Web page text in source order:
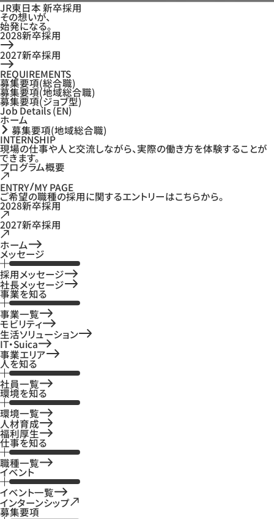
JR東日本 新卒採用
その想いが、
始発になる。
2028新卒採用
2027新卒採用
REQUIREMENTS
募集要項(総合職)
募集要項(地域総合職)
募集要項(ジョブ型)
Job Details (EN)
ホーム
募集要項(地域総合職)
INTERNSHIP
現場の仕事や人と交流しながら、実際の働き方を体験することが
できます。
プログラム概要
ENTRY MY PAGE
ご希望の職種の採用に関するエントリーはこちらから。
2028新卒採用
2027新卒採用
ホーム
メッセージ
採用メッセージ
社長メッセージ
事業を知る
事業一覧
モビリティ
生活ソリューション
IT・Suica
事業エリア
人を知る
社員一覧
環境を知る
環境一覧
人材育成
福利厚生
仕事を知る
職種一覧
イベント
イベント一覧
インターンシップ
募集要項